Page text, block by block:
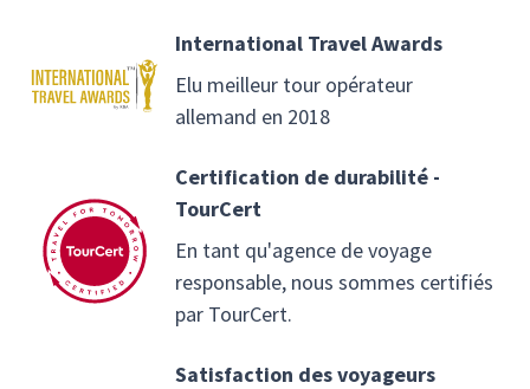
International Travel Awards
Elu meilleur tour opérateur
allemand en 2018
Certification de durabilité -
TourCert
En tant qu'agence de voyage
responsable, nous sommes certifiés
par TourCert.
Satisfaction des voyageurs